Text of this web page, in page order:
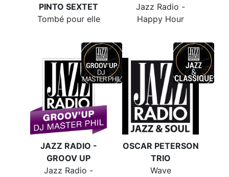
PINTO SEXTET
Tombé pour elle
Jazz Radio -
Happy Hour
JAZZ RADIO -
GROOV UP
Jazz Radio -
OSCAR PETERSON
TRIO
Wave